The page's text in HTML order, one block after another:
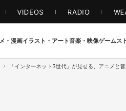
VIDEOS RADIO
・漫画イラスト・アート音楽・映像ゲームス
「インターネット3世代」が見せる、アニメ